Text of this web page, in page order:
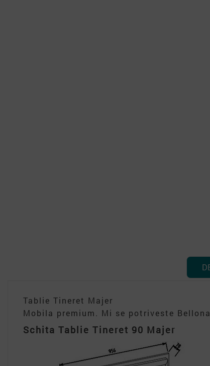
Tablie Tineret Majer
Mobila premium. Mi se potriveste
Schita Tablie Tineret 90 Majer